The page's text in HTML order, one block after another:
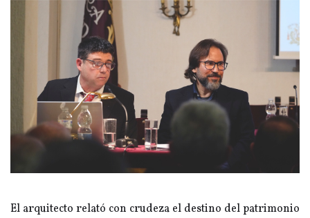
El arquitecto relató con crudeza el destino del patrimonio